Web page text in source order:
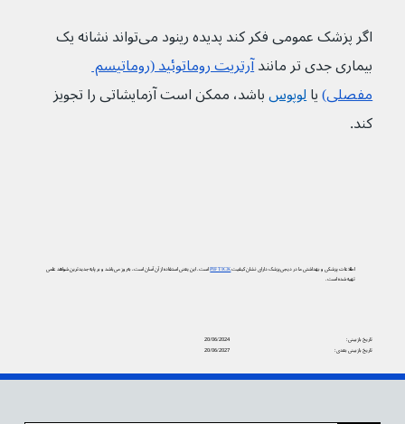
اگر پزشک عمومی فکر کند پدیده رینود می‌تواند نشانه یک
بیماری جدی تر مانند آرتریت روماتوئید (روماتیسم
مفصلی) یا لوپوس باشد، ممکن است آزمایشاتی را تجویز
کند.
اطلاعات پزشکی و بهداشتی ما در دیجی‌پزشک دارای نشان کیفیتPIF TICKاست. این یعنی استفاده از آن آسان است، به‌روز می‌باشد و بر پایه جدیدترین شواهد علمی
تهیه شده است.
20/06/2024
تاریخ بازبینی:
20/06/2027
تاریخ بازبینی بعدی: